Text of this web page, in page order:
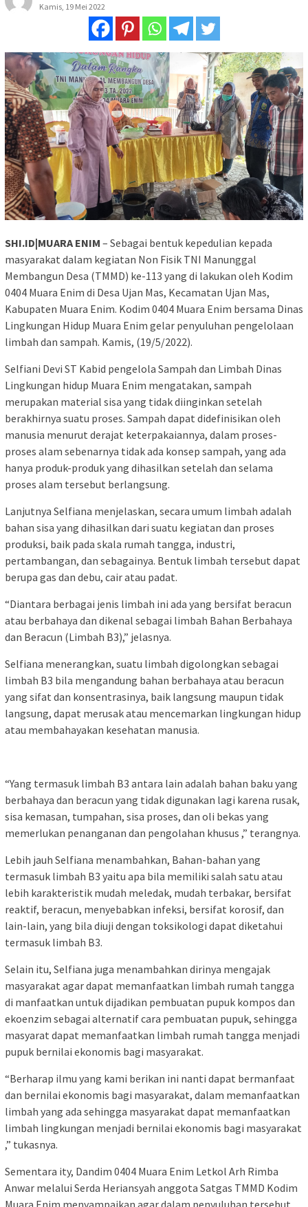
Kamis, 19 Mei 2022
SHI.ID|MUARA ENIM – Sebagai bentuk kepedulian kepada
masyarakat dalam kegiatan Non Fisik TNI Manunggal
Membangun Desa (TMMD) ke-113 yang di lakukan oleh Kodim
0404 Muara Enim di Desa Ujan Mas, Kecamatan Ujan Mas,
Kabupaten Muara Enim. Kodim 0404 Muara Enim bersama Dinas
Lingkungan Hidup Muara Enim gelar penyuluhan pengelolaan
limbah dan sampah. Kamis, (19/5/2022).
Selfiani Devi ST Kabid pengelola Sampah dan Limbah Dinas
Lingkungan hidup Muara Enim mengatakan, sampah
merupakan material sisa yang tidak diinginkan setelah
berakhirnya suatu proses. Sampah dapat didefinisikan oleh
manusia menurut derajat keterpakaiannya, dalam proses-
proses alam sebenarnya tidak ada konsep sampah, yang ada
hanya produk-produk yang dihasilkan setelah dan selama
proses alam tersebut berlangsung.
Lanjutnya Selfiana menjelaskan, secara umum limbah adalah
bahan sisa yang dihasilkan dari suatu kegiatan dan proses
produksi, baik pada skala rumah tangga, industri,
pertambangan, dan sebagainya. Bentuk limbah tersebut dapat
berupa gas dan debu, cair atau padat.
“Diantara berbagai jenis limbah ini ada yang bersifat beracun
atau berbahaya dan dikenal sebagai limbah Bahan Berbahaya
dan Beracun (Limbah B3),” jelasnya.
Selfiana menerangkan, suatu limbah digolongkan sebagai
limbah B3 bila mengandung bahan berbahaya atau beracun
yang sifat dan konsentrasinya, baik langsung maupun tidak
langsung, dapat merusak atau mencemarkan lingkungan hidup
atau membahayakan kesehatan manusia.
“Yang termasuk limbah B3 antara lain adalah bahan baku yang
berbahaya dan beracun yang tidak digunakan lagi karena rusak,
sisa kemasan, tumpahan, sisa proses, dan oli bekas yang
memerlukan penanganan dan pengolahan khusus ,” terangnya.
Lebih jauh Selfiana menambahkan, Bahan-bahan yang
termasuk limbah B3 yaitu apa bila memiliki salah satu atau
lebih karakteristik mudah meledak, mudah terbakar, bersifat
reaktif, beracun, menyebabkan infeksi, bersifat korosif, dan
lain-lain, yang bila diuji dengan toksikologi dapat diketahui
termasuk limbah B3.
Selain itu, Selfiana juga menambahkan dirinya mengajak
masyarakat agar dapat memanfaatkan limbah rumah tangga
di manfaatkan untuk dijadikan pembuatan pupuk kompos dan
ekoenzim sebagai alternatif cara pembuatan pupuk, sehingga
masyarat dapat memanfaatkan limbah rumah tangga menjadi
pupuk bernilai ekonomis bagi masyarakat.
“Berharap ilmu yang kami berikan ini nanti dapat bermanfaat
dan bernilai ekonomis bagi masyarakat, dalam memanfaatkan
limbah yang ada sehingga masyarakat dapat memanfaatkan
limbah lingkungan menjadi bernilai ekonomis bagi masyarakat
,” tukasnya.
Sementara ity, Dandim 0404 Muara Enim Letkol Arh Rimba
Anwar melalui Serda Heriansyah anggota Satgas TMMD Kodim
Muara Enim menyampaikan agar dalam penyuluhan tersebut